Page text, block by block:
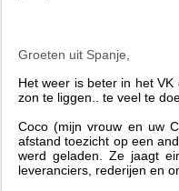
Groeten uit Spanje,
Het weer is beter in het
zon te liggen.. te veel te
Coco (mijn vrouw en uw
afstand toezicht op een
werd geladen. Ze jaagt
leveranciers, rederijen en